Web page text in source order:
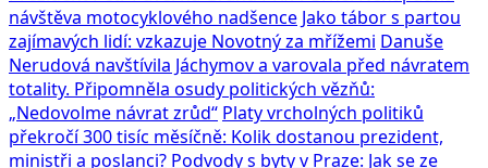
návštěva motocyklového nadšence Jako tábor s partou
zajímavých lidí: vzkazuje Novotný za mřížemi Danuše
Nerudová navštívila Jáchymov a varovala před návratem
totality. Připomněla osudy politických vězňů:
„Nedovolme návrat zrůd“ Platy vrcholných politiků
překročí 300 tisíc měsíčně: Kolik dostanou prezident,
ministři a poslanci? Podvody s byty v Praze: Jak se ze